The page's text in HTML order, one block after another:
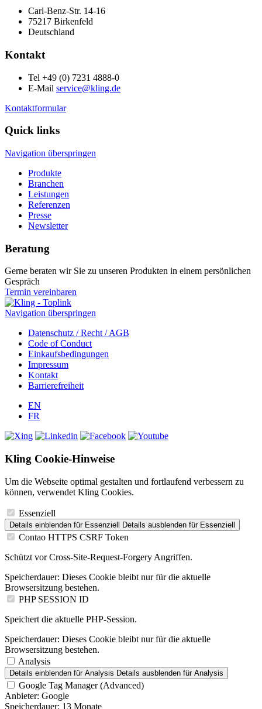
Carl-Benz-Str. 14-16
75217 Birkenfeld
Deutschland
Kontakt
Tel +49 (0) 7231 4888-0
E-Mail service@kling.de
Kontaktformular
Quick links
Navigation überspringen
Produkte
Branchen
Leistungen
Referenzen
Presse
Newsletter
Beratung
Gerne beraten wir Sie zu unseren Produkten in einem persönlichen
Gespräch
Termin vereinbaren
Navigation überspringen
Datenschutz / Recht / AGB
Code of Conduct
Einkaufsbedingungen
Impressum
Kontakt
Barrierefreiheit
EN
FR
Kling Cookie-Hinweise
Um die Webseite optimal gestalten und fortlaufend verbessern zu
können, verwendet Kling Cookies.
Essenziell
Details einblenden für Essenziell Details ausblenden für Essenziell
Contao HTTPS CSRF Token
Schützt vor Cross-Site-Request-Forgery Angriffen.
Speicherdauer: Dieses Cookie bleibt nur für die aktuelle
Browsersitzung bestehen.
PHP SESSION ID
Speichert die aktuelle PHP-Session.
Speicherdauer: Dieses Cookie bleibt nur für die aktuelle
Browsersitzung bestehen.
Analysis
Details einblenden für Analysis Details ausblenden für Analysis
Google Tag Manager (Advanced)
Anbieter: Google
Speicherdauer: 13 Monate